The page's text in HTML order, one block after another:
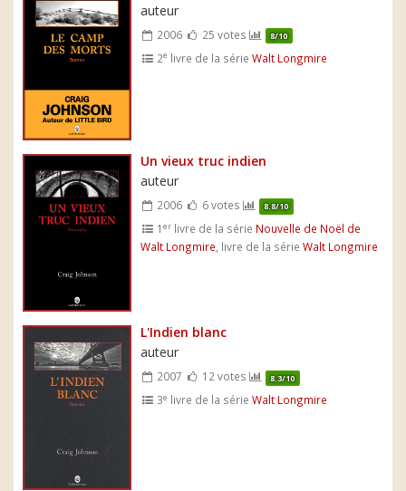
auteur
2006 25 votes 8/10
2e livre de la sérieWalt Longmire
Un vieux truc indien
auteur
2006 6 votes 8.8/10
1er livre de la série Nouvelle de Noël de
Walt Longmire, livre de la série Walt Longmire
L'Indien blanc
auteur
2007 12 votes 8.3/10
3e livre de la sérieWalt Longmire